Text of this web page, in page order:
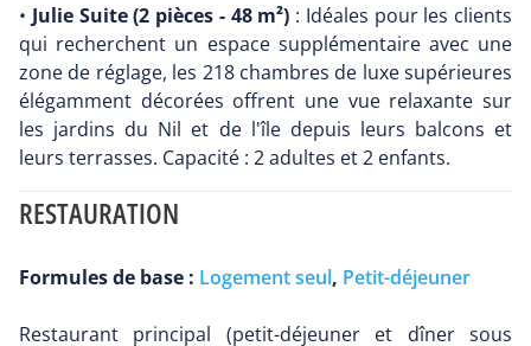
• Julie Suite (2 pièces - 48 m²) : Idéales pour les clients
qui recherchent un espace supplémentaire avec une
zone de réglage, les 218 chambres de luxe supérieures
élégamment décorées offrent une vue relaxante sur
les jardins du Nil et de l'île depuis leurs balcons et
leurs terrasses. Capacité : 2 adultes et 2 enfants.
RESTAURATION
Formules de base : Logement seul, Petit-déjeuner
Restaurant principal (petit-déjeuner et dîner sous